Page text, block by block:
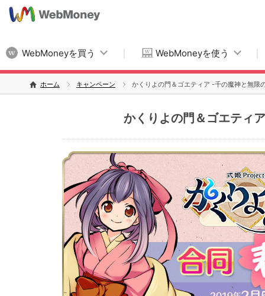
WebMoneyを買う WebMoneyを使う
ホーム キャンペーン かくりよの門＆ゴエティア -千の魔神と無
かくりよの門＆ゴエティ